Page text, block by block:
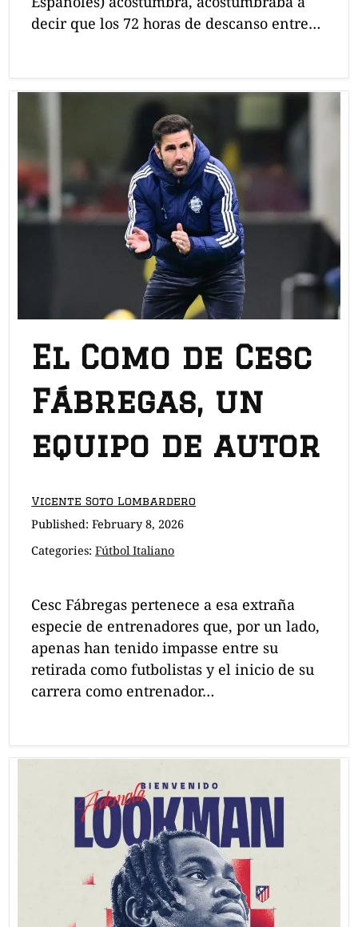
decir que los 72 horas de descanso entre…
El Como de Cesc
Fábregas, un
equipo de autor
Vicente Soto Lombardero
Published:February 8, 2026
Categories:Fútbol Italiano
Cesc Fábregas pertenece a esa extraña
especie de entrenadores que, por un lado,
apenas han tenido impasse entre su
retirada como futbolistas y el inicio de su
carrera como entrenador…